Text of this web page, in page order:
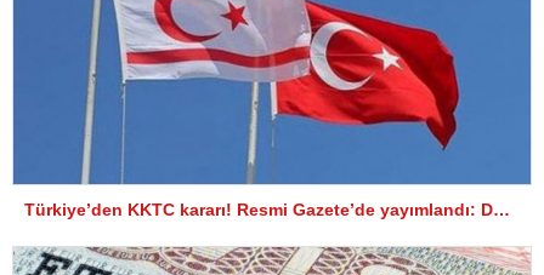
Türkiye’den KKTC kararı! Resmi Gazete’de yayımlandı: Dünyaya ilan ediyoruz…